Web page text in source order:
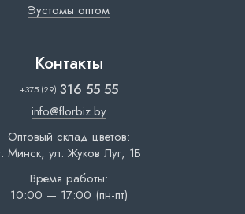
Эустомы оптом
Контакты
+375 (29) 316 55 55
info@florbiz.by
Оптовый склад цветов:
Минск, ул. Жуков Луг, 1Б
Время работы:
10:00 — 17:00 (пн-пт)